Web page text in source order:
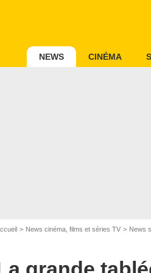
NEWS CINÉMA
News cinéma, films et séries TV News